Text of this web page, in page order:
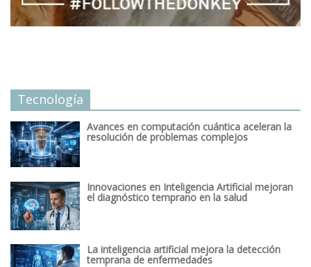
Tecnología
Avances en computación cuántica aceleran la
resolución de problemas complejos
Innovaciones en Inteligencia Artificial mejoran
el diagnóstico temprano en la salud
La inteligencia artificial mejora la detección
temprana de enfermedades